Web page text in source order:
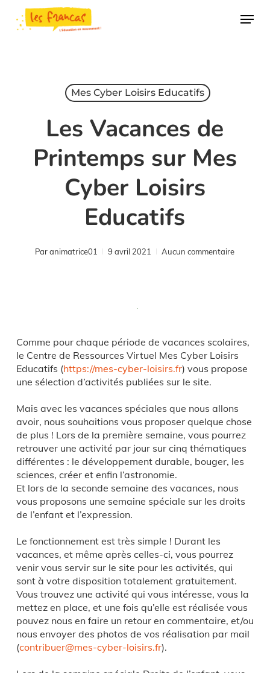
Panneau de gestion des cookies
main
Menu
Mes Cyber Loisirs Educatifs
Les Vacances de
Printemps sur Mes
Cyber Loisirs
Educatifs
Par animatrice01 9 avril 2021 Aucun commentaire
Comme pour chaque période de vacances scolaires,
le Centre de Ressources Virtuel Mes Cyber Loisirs
Educatifs (https://mes-cyber-loisirs.fr) vous propose
une sélection d’activités publiées sur le site.
Mais avec les vacances spéciales que nous allons
avoir, nous souhaitions vous proposer quelque chose
de plus ! Lors de la première semaine, vous pourrez
retrouver une activité par jour sur cinq thématiques
différentes : le développement durable, bouger, les
sciences, créer et enfin l’astronomie.
Et lors de la seconde semaine des vacances, nous
vous proposons une semaine spéciale sur les droits
de l’enfant et l’expression.
Le fonctionnement est très simple ! Durant les
vacances, et même après celles-ci, vous pourrez
venir vous servir sur le site pour les activités, qui
sont à votre disposition totalement gratuitement.
Vous trouvez une activité qui vous intéresse, vous la
mettez en place, et une fois qu’elle est réalisée vous
pouvez nous en faire un retour en commentaire, et/ou
nous envoyer des photos de vos réalisation par mail
(contribuer@mes-cyber-loisirs.fr).